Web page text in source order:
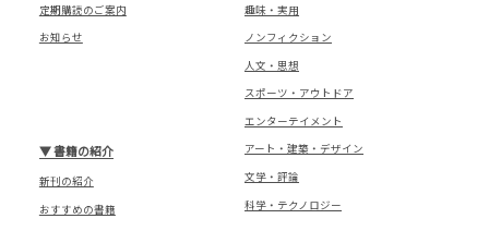
定期購読のご案内
お知らせ
趣味・実用
ノンフィクション
人文・思想
スポーツ・アウトドア
エンターテイメント
アート・建築・デザイン
文学・評論
科学・テクノロジー
▼書籍の紹介
新刊の紹介
おすすめの書籍